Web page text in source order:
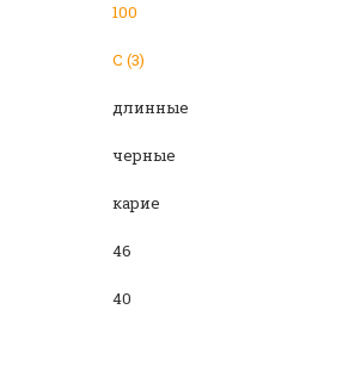
100
C (3)
длинные
черные
карие
46
40